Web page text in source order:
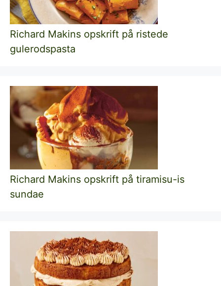
Richard Makins opskrift på ristede
gulerodspasta
Richard Makins opskrift på tiramisu-is
sundae